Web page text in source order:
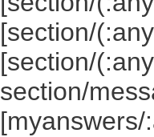
[section/
[section/
section/